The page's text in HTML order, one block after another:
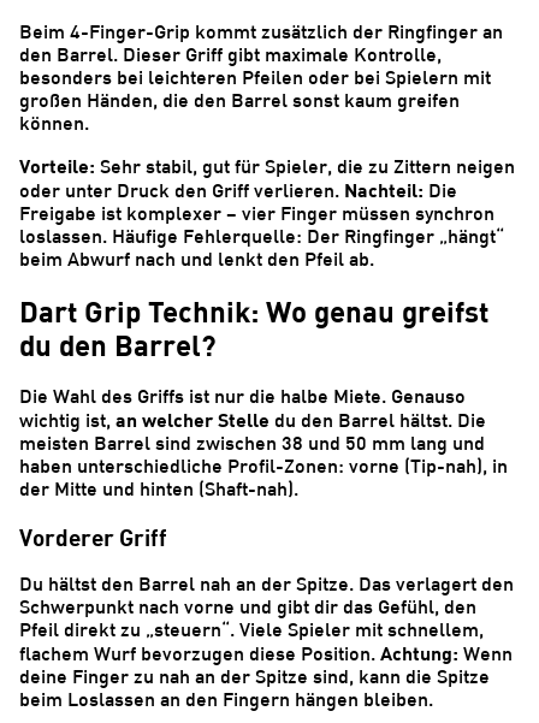
Beim 4-Finger-Grip kommt zusätzlich der Ringfinger an
den Barrel. Dieser Griff gibt maximale Kontrolle,
besonders bei leichteren Pfeilen oder bei Spielern mit
großen Händen, die den Barrel sonst kaum greifen
können.
Vorteile: Sehr stabil, gut für Spieler, die zu Zittern neigen
oder unter Druck den Griff verlieren. Nachteil: Die
Freigabe ist komplexer – vier Finger müssen synchron
loslassen. Häufige Fehlerquelle: Der Ringfinger „hängt“
beim Abwurf nach und lenkt den Pfeil ab.
Dart Grip Technik: Wo genau greifst
du den Barrel?
Die Wahl des Griffs ist nur die halbe Miete. Genauso
wichtig ist, an welcher Stelle du den Barrel hältst. Die
meisten Barrel sind zwischen 38 und 50 mm lang und
haben unterschiedliche Profil-Zonen: vorne (Tip-nah), in
der Mitte und hinten (Shaft-nah).
Vorderer Griff
Du hältst den Barrel nah an der Spitze. Das verlagert den
Schwerpunkt nach vorne und gibt dir das Gefühl, den
Pfeil direkt zu „steuern“. Viele Spieler mit schnellem,
flachem Wurf bevorzugen diese Position. Achtung: Wenn
deine Finger zu nah an der Spitze sind, kann die Spitze
beim Loslassen an den Fingern hängen bleiben.